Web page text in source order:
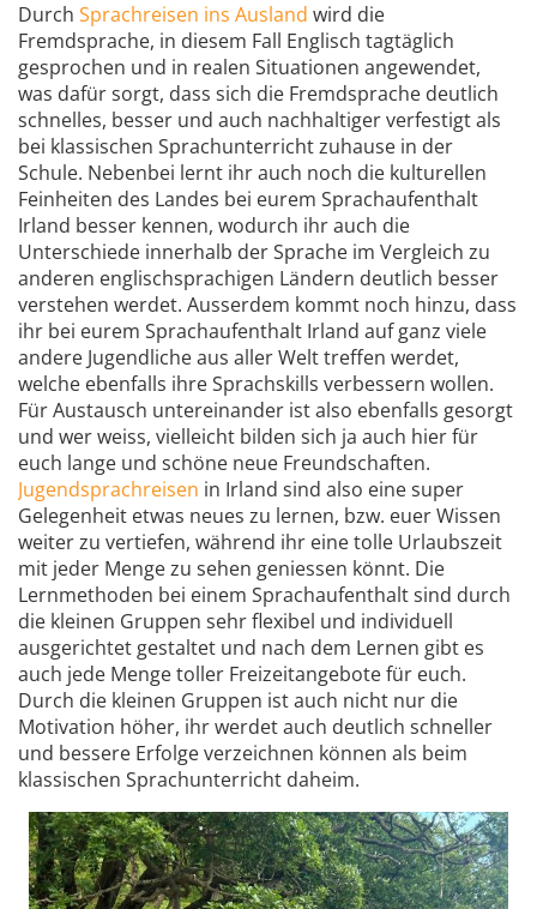
Durch Sprachreisen ins Ausland wird die
Fremdsprache, in diesem Fall Englisch tagtäglich
gesprochen und in realen Situationen angewendet,
was dafür sorgt, dass sich die Fremdsprache deutlich
schnelles, besser und auch nachhaltiger verfestigt als
bei klassischen Sprachunterricht zuhause in der
Schule. Nebenbei lernt ihr auch noch die kulturellen
Feinheiten des Landes bei eurem Sprachaufenthalt
Irland besser kennen, wodurch ihr auch die
Unterschiede innerhalb der Sprache im Vergleich zu
anderen englischsprachigen Ländern deutlich besser
verstehen werdet. Ausserdem kommt noch hinzu, dass
ihr bei eurem Sprachaufenthalt Irland auf ganz viele
andere Jugendliche aus aller Welt treffen werdet,
welche ebenfalls ihre Sprachskills verbessern wollen.
Für Austausch untereinander ist also ebenfalls gesorgt
und wer weiss, vielleicht bilden sich ja auch hier für
euch lange und schöne neue Freundschaften.
Jugendsprachreisen in Irland sind also eine super
Gelegenheit etwas neues zu lernen, bzw. euer Wissen
weiter zu vertiefen, während ihr eine tolle Urlaubszeit
mit jeder Menge zu sehen geniessen könnt. Die
Lernmethoden bei einem Sprachaufenthalt sind durch
die kleinen Gruppen sehr flexibel und individuell
ausgerichtet gestaltet und nach dem Lernen gibt es
auch jede Menge toller Freizeitangebote für euch.
Durch die kleinen Gruppen ist auch nicht nur die
Motivation höher, ihr werdet auch deutlich schneller
und bessere Erfolge verzeichnen können als beim
klassischen Sprachunterricht daheim.